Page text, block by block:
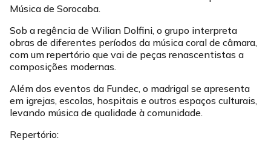
Música de Sorocaba.
Sob a regência de Wilian Dolfini, o grupo interpreta
obras de diferentes períodos da música coral de câmara,
com um repertório que vai de peças renascentistas a
composições modernas.
Além dos eventos da Fundec, o madrigal se apresenta
em igrejas, escolas, hospitais e outros espaços culturais,
levando música de qualidade à comunidade.
Repertório: